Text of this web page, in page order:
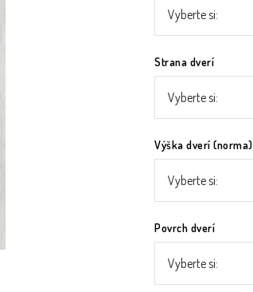
Strana dverí
Výška dverí (norma)
Povrch dverí